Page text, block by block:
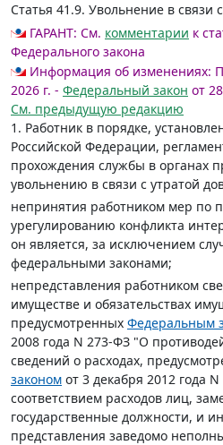
Статья 41.9. Увольнение в связи
ГАРАНТ: См. комментарии к
Федерального закона
Информация об изменениях:
2026 г. - Федеральный закон от
См. предыдущую редакцию
1. Работник в порядке,
Российской Федерации,
прохождения службы в органах
увольнению в связи с утратой
непринятия работником мер по
урегулированию конфликта
он является, за исключением
федеральными законами;
непредставления работником
имуществе и обязательствах
предусмотренных Федеральным
2008 года N 273-ФЗ "О
сведений о расходах,
законом от 3 декабря 2012 года
соответствием расходов лиц,
государственные должности, и
представления заведомо